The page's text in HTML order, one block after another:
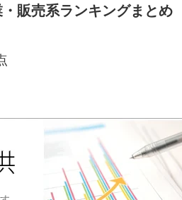
販売系ランキングまとめ